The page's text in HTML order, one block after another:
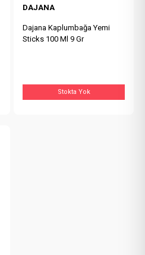
DAJANA
Dajana Kaplumbağa Yemi
Sticks 100 Ml 9 Gr
Stokta Yok